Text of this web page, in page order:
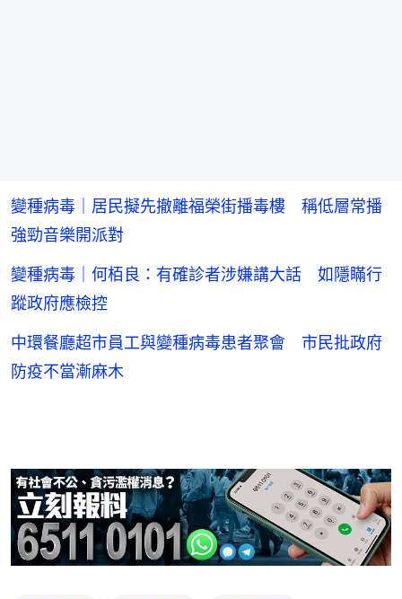
變種病毒｜居民擬先撤離福榮街播毒樓 稱低層常播
強勁音樂開派對
變種病毒｜何栢良：有確診者涉嫌講大話 如隱瞞行
蹤政府應檢控
中環餐廳超市員工與變種病毒患者聚會 市民批政府
防疫不當漸麻木